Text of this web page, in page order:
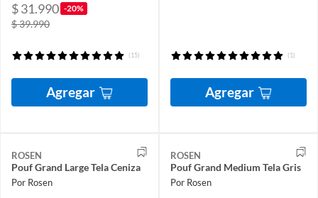
$ 31.990 -20%
$ 39.990
(15)
Agregar
(1)
Agregar
ROSEN
Pouf Grand Large Tela Ceniza
Por Rosen
ROSEN
Pouf Grand Medium Tela Gris
Por Rosen